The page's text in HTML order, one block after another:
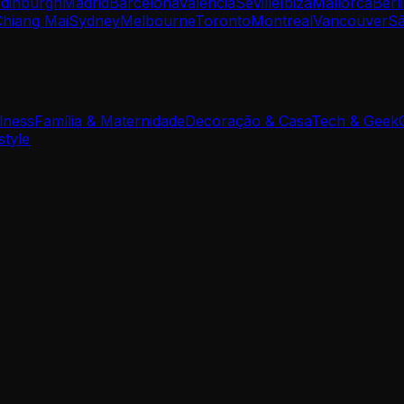
MaiSydneyMelbourneTorontoMontrealVancouver
Família & MaternidadeDecoração & CasaTech & Geek